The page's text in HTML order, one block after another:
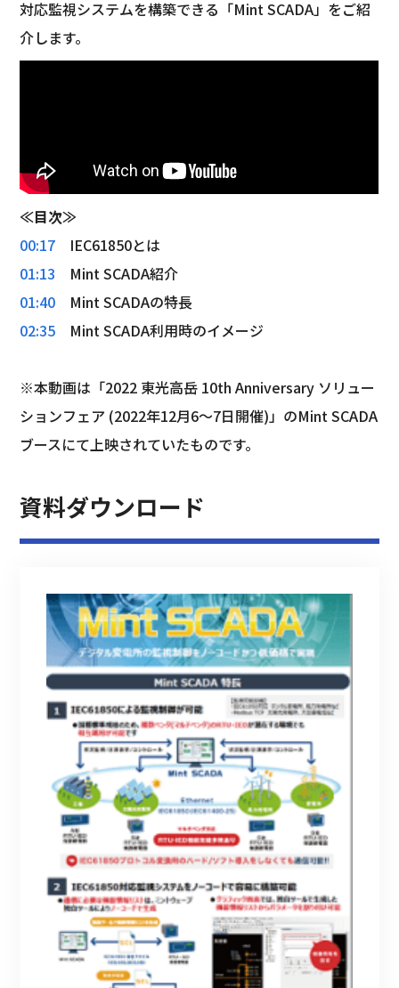
対応監視システムを構築できる「Mint SCADA」をご紹
介します。
≪目次≫
00:17 IEC61850とは
01:13 Mint SCADA紹介
01:40 Mint SCADAの特長
02:35 Mint SCADA利用時のイメージ
※本動画は「2022 東光高岳 10th Anniversary ソリュー
ションフェア (2022年12月6～7日開催)」のMint SCADA
ブースにて上映されていたものです。
資料ダウンロード